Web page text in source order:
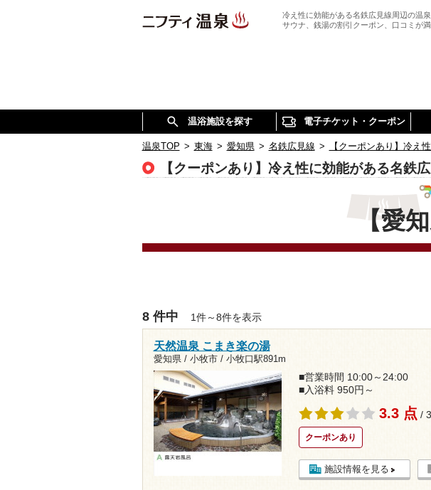
冷え性に効能がある名鉄広見線周辺の温
サウナ、銭湯の割引クーポン、口コミが
温浴施設を探す 電子チケット・クーポン
温泉TOP > 東海 > 愛知県 > 名鉄広見線 > 【クーポンあり】冷え
【クーポンあり】冷え性に効能がある名鉄
【愛
8 件中 1件～8件を表示
天然温泉 こまき楽の湯
愛知県 / 小牧市 / 小牧口駅891m
■営業時間 10:00～24:00
■入浴料 950円～
3.3 点 /
クーポンあり
施設情報を見る